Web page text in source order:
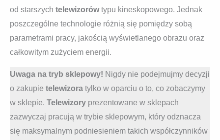
od starszych telewizorówtypu kineskopowego. Jednak
poszczególne technologie różnią się pomiędzy sobą
parametrami pracy, jakością wyświetlanego obrazu oraz
całkowitym zużyciem energii.
Uwaga na tryb sklepowy! Nigdy nie podejmujmy decyzji
o zakupie telewizora tylko w oparciu o to, co zobaczymy
w sklepie. Telewizory prezentowane w sklepach
zazwyczaj pracują w trybie sklepowym, który odznacza
się maksymalnym podniesieniem takich współczynników